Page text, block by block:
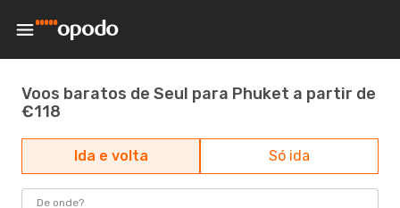
Voos baratos de Seul para Phuket a partir de
€118
Ida e volta Só ida
De onde?